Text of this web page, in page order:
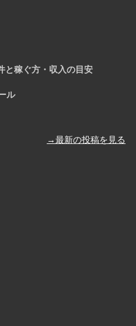
と稼ぐ方・収入の目安
ル
→最新の投稿を見る